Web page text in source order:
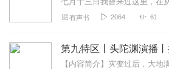
有声书 2064 61